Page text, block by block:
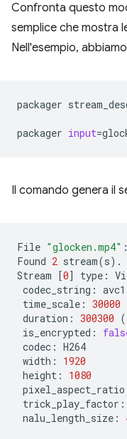
Confronta questo
semplice che mostra
Nell'esempio,
packager
packager input=
Il comando genera il
File "glocken.mp4" :
Found 2 stream(s) .
Stream [0] type:
codec_string:
time_scale: 30000
duration: 300300 (
is_encrypted:
codec:
width:
1920
height:
1080
trick_play_factor:
nalu_length_size: